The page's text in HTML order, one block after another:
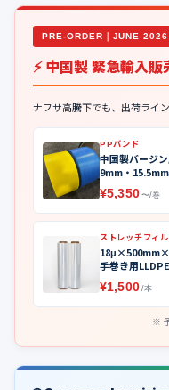
PRE-ORDER｜JUNE 2026
⚡ 中国製 緊急輸入販
ナフサ高騰下でも、出荷ライ
PPバンド
中国製バージ
9mm・15.5mm
¥5,350 〜/巻
ストレッチフィ
手巻き用LLDPE
¥1,500 /本